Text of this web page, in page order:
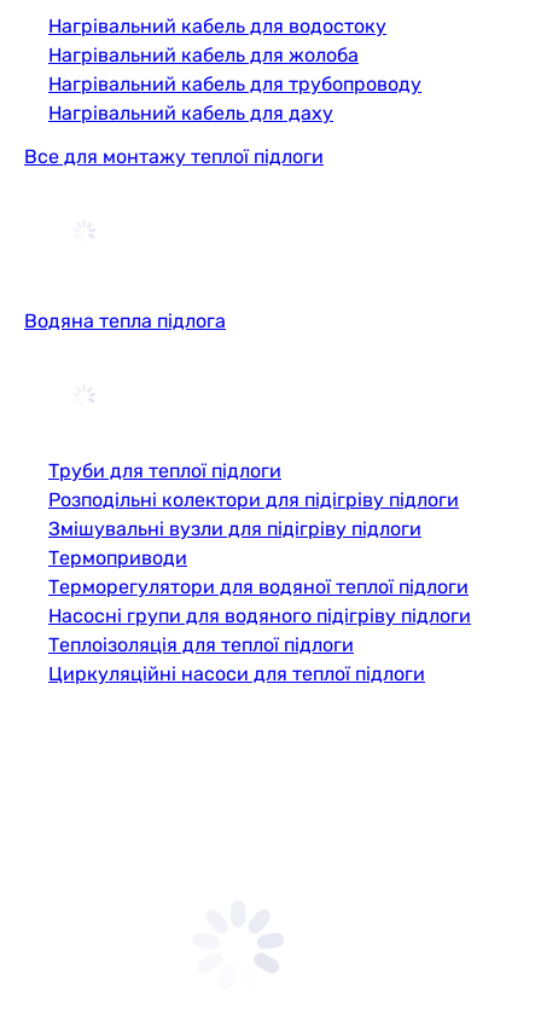
Нагрівальний кабель для водостоку
Нагрівальний кабель для жолоба
Нагрівальний кабель для трубопроводу
Нагрівальний кабель для даху
Все для монтажу теплої підлоги
Водяна тепла підлога
Труби для теплої підлоги
Розподільні колектори для підігріву підлоги
Змішувальні вузли для підігріву підлоги
Термоприводи
Терморегулятори для водяної теплої підлоги
Насосні групи для водяного підігріву підлоги
Теплоізоляція для теплої підлоги
Циркуляційні насоси для теплої підлоги